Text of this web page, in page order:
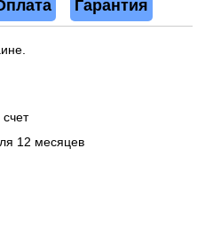
Гарантия
12 месяцев